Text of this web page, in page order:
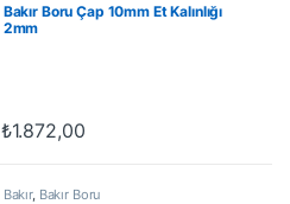
Bakır Boru Çap 10mm Et Kalınlığı
2mm
₺1.872,00
Bakır, Bakır Boru